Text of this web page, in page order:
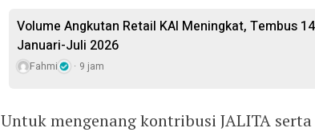
Volume Angkutan Retail KAI Meningkat, Tembus
Januari-Juli 2026
Fahmi 9 jam
Untuk mengenang kontribusi JALITA